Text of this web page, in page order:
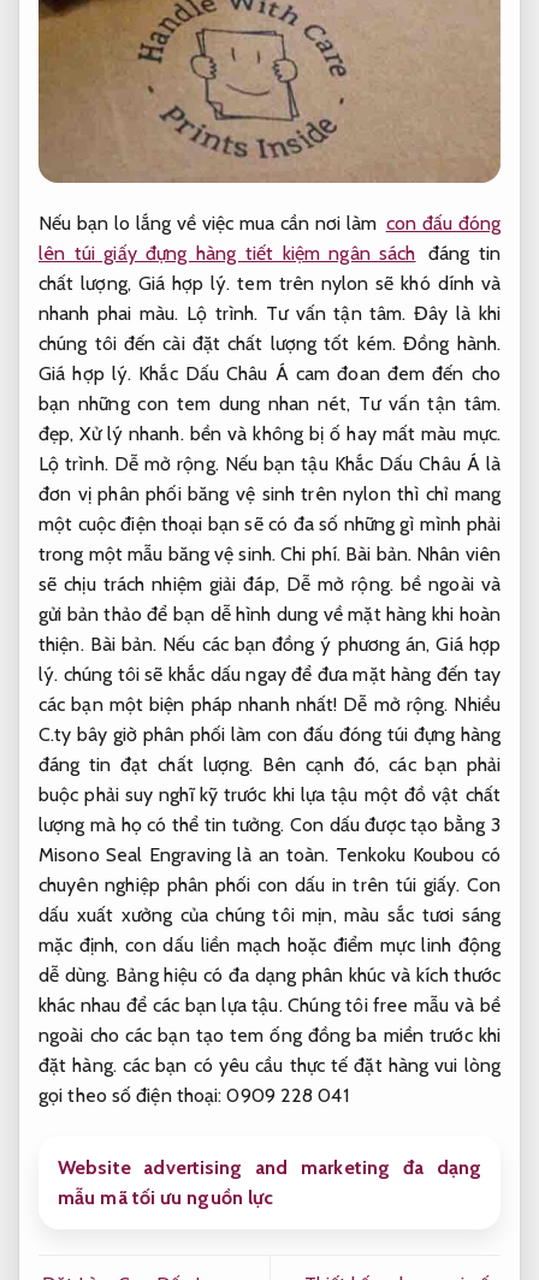
Nếu bạn lo lắng về việc mua cần nơi làm con đấu đóng
lên túi giấy đựng hàng tiết kiệm ngân sách đáng tin
chất lượng, Giá hợp lý. tem trên nylon sẽ khó dính và
nhanh phai màu. Lộ trình. Tư vấn tận tâm. Đây là khi
chúng tôi đến cài đặt chất lượng tốt kém.Đồng hành.
Giá hợp lý. Khắc Dấu Châu Á cam đoan đem đến cho
bạn những con tem dung nhan nét, Tư vấn tận tâm.
đẹp,Xử lý nhanh.bền và không bị ố hay mất màu mực.
Lộ trình. Dễ mở rộng.Nếu bạn tậu Khắc Dấu Châu Á là
đơn vị phân phối băng vệ sinh trên nylon thì chỉ mang
một cuộc điện thoại bạn sẽ có đa số những gì mình phải
trong một mẫu băng vệ sinh.Chi phí. Bài bản.Nhân viên
sẽ chịu trách nhiệm giải đáp, Dễ mở rộng.bề ngoài và
gửi bản thảo để bạn dễ hình dung về mặt hàng khi hoàn
thiện. Bài bản. Nếu các bạn đồng ý phương án,Giá hợp
lý. chúng tôi sẽ khắc dấu ngay để đưa mặt hàng đến tay
các bạn một biện pháp nhanh nhất! Dễ mở rộng. Nhiều
C.ty bây giờ phân phối làm con đấu đóng túi đựng hàng
đáng tin đạt chất lượng. Bên cạnh đó, các bạn phải
buộc phải suy nghĩ kỹ trước khi lựa tậu một đồ vật chất
lượng mà họ có thể tin tưởng. Con dấu được tạo bằng 3
Misono Seal Engraving là an toàn. Tenkoku Koubou có
chuyên nghiệp phân phối con dấu in trên túi giấy. Con
dấu xuất xưởng của chúng tôi mịn, màu sắc tươi sáng
mặc định, con dấu liền mạch hoặc điểm mực linh động
dễ dùng. Bảng hiệu có đa dạng phân khúc và kích thước
khác nhau để các bạn lựa tậu. Chúng tôi free mẫu và bề
ngoài cho các bạn tạo tem ống đồng ba miền trước khi
đặt hàng. các bạn có yêu cầu thực tế đặt hàng vui lòng
gọi theo số điện thoại: 0909 228 041
Website advertising and marketing đa dạng
mẫu mã tối ưu nguồn lực